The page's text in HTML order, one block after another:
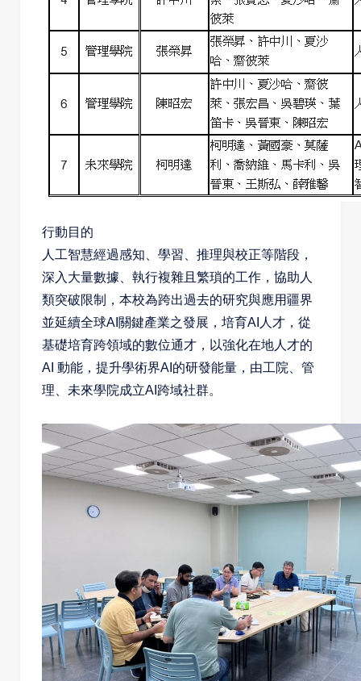
行動目的
人工智慧經過感知、學習、推理與校正等階段，
深入大量數據、執行複雜且繁瑣的工作，協助人
類突破限制，本校為跨出過去的研究與應用疆界
並延續全球AI 關鍵產業之發展，培育AI 人才，從
基礎培育跨領域的數位通才，以強化在地人才的
AI 動能，提升學術界AI 的研發能量，由工院、管
理、未來學院成立AI 跨域社群。